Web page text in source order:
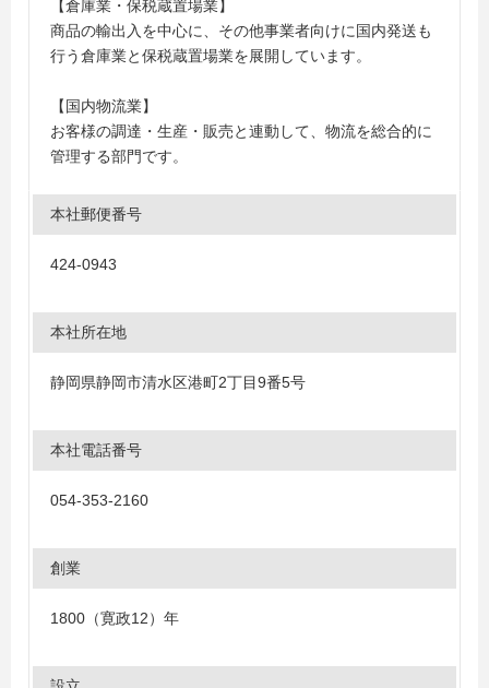
【倉庫業・保税蔵置場業】
商品の輸出入を中心に、その他事業者向けに国内発送も
行う倉庫業と保税蔵置場業を展開しています。
【国内物流業】
お客様の調達・生産・販売と連動して、物流を総合的に
管理する部門です。
本社郵便番号
424-0943
本社所在地
静岡県静岡市清水区港町2丁目9番5号
本社電話番号
054-353-2160
創業
1800（寛政12）年